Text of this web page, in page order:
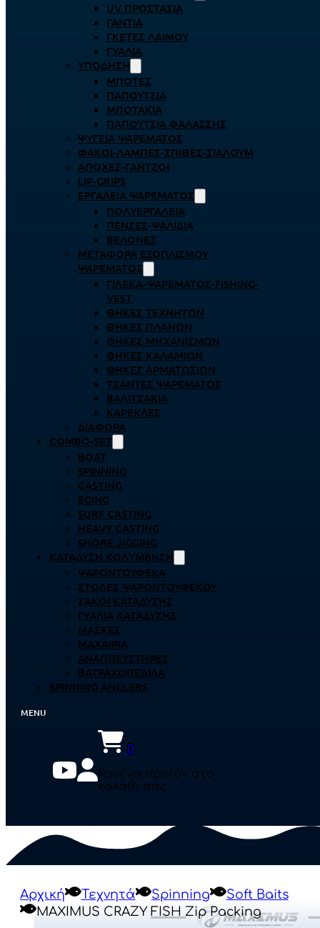
UV ΠΡΟΣΤΑΣΊΑ
ΓΆΝΤΙΑ
ΓΚΈΤΕΣ ΛΑΊΜΟΥ
ΓΥΑΛΙΆ
ΥΠΌΔΗΣΗ
ΜΠΌΤΕΣ
ΠΑΠΟΎΤΣΙΑ
ΜΠΟΤΆΚΙΑ
ΠΑΠΟΎΤΣΙΑ ΘΑΛΆΣΣΗΣ
ΨΥΓΕΊΑ ΨΑΡΈΜΑΤΟΣ
ΦΑΚΟΊ-ΛΆΜΠΕΣ-ΣΠΊΘΕΣ-ΣΊΑΛΟΥΜ
ΑΠΌΧΕΣ-ΓΆΝΤΖΟΙ
LIP-GRIPS
EΡΓΑΛΕΊΑ ΨΑΡΈΜΑΤΟΣ
ΠΟΛΥΕΡΓΑΛΕΊΑ
ΠΈΝΣΕΣ-ΨΑΛΊΔΙΑ
ΒΕΛΌΝΕΣ
ΜΕΤΑΦΟΡΆ ΕΞΟΠΛΙΣΜΟΎ
ΨΑΡΈΜΑΤΟΣ
ΓΙΛΈΚΑ-ΨΑΡΈΜΑΤΟΣ-FISHING-
VEST
ΘΉΚΕΣ ΤΕΧΝΗΤΏΝ
ΘΉΚΕΣ ΠΛΆΝΩΝ
ΘΉΚΕΣ ΜΗΧΑΝΙΣΜΏΝ
ΘΉΚΕΣ ΚΑΛΑΜΙΏΝ
ΘΉΚΕΣ ΑΡΜΑΤΩΣΙΏΝ
ΤΣΆΝΤΕΣ ΨΑΡΈΜΑΤΟΣ
ΒΑΛΙΤΣΆΚΙΑ
ΚΑΡΈΚΛΕΣ
ΔΙΆΦΟΡΑ
COMBO-SET
BOAT
SPINNING
CASTING
EGING
SURF CASTING
HEAVY CASTING
SHORE JIGGING
ΚΑΤΆΔΥΣΗ ΚΟΛΎΜΒΗΣΗ
ΨΑΡΟΝΤΟΎΦΕΚΑ
ΣΤΟΛΈΣ ΨΑΡΟΝΤΟΎΦΕΚΟΥ
ΣΆΚΟΙ ΚΑΤΆΔΥΣΗΣ
ΓΥΑΛΙΆ ΚΑΤΆΔΥΣΗΣ
ΜΆΣΚΕΣ
ΜΑΧΑΊΡΙΑ
ΑΝΑΠΝΕΥΣΤΉΡΕΣ
ΒΑΤΡΑΧΟΠΈΔΙΛΑ
SPINNING ANGLERS
0
Κανένα προϊόν στο
καλάθι σας.
Αρχική Τεχνητά Spinning
Soft Baits
MAXIMUS CRAZY FISH Zip Packing